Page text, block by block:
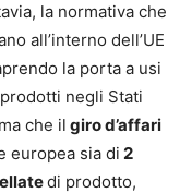
la normativa che
all’interno dell’UE
la porta a usi
negli Stati
che il giro d’affari
europea sia di 2
di prodotto,